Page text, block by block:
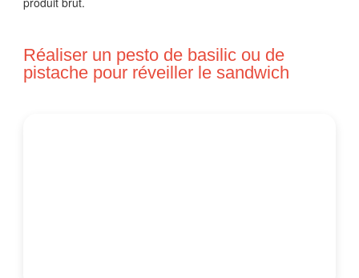
Réaliser un pesto de basilic ou de
pistache pour réveiller le sandwich